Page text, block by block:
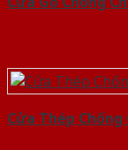
Cửa Thép